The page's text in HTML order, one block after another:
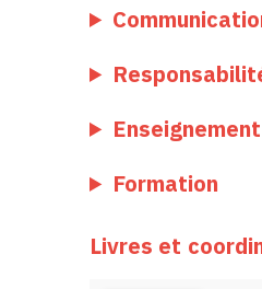
Enseignement
Formation
Livres et